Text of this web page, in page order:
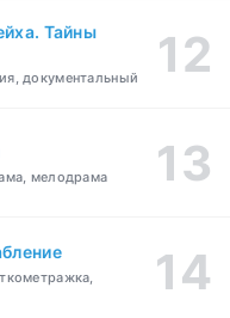
Тайны
документальный
мелодрама